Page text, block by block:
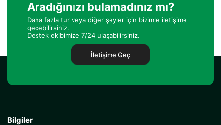
Aradığınızı bulamadınız mı?
Daha fazla tur veya diğer şeyler için bizimle iletişime
geçebilirsiniz.
Destek ekibimize 7/24 ulaşabilirsiniz.
İletişime Geç
Bilgiler